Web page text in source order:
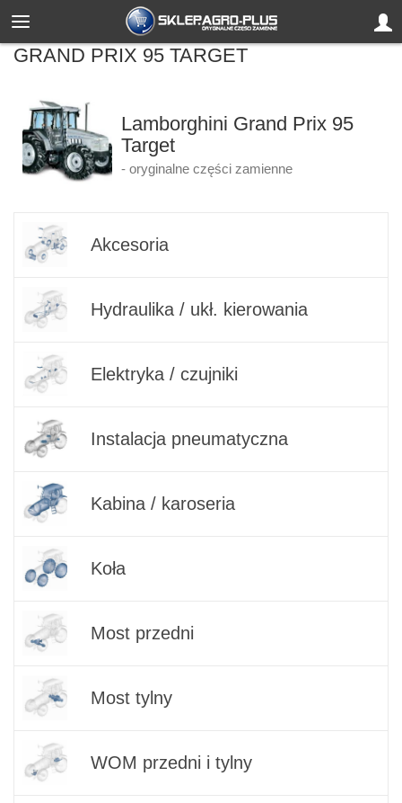
GRAND PRIX 95 TARGET
Lamborghini Grand Prix 95
Target
- oryginalne części zamienne
Akcesoria
Hydraulika / ukł. kierowania
Elektryka / czujniki
Instalacja pneumatyczna
Kabina / karoseria
Koła
Most przedni
Most tylny
WOM przedni i tylny